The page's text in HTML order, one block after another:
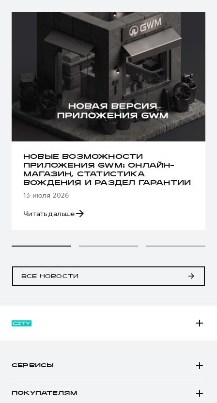
НОВЫЕ ВОЗМОЖНОСТИ
ПРИЛОЖЕНИЯ GWM: ОНЛАЙН-
МАГАЗИН, СТАТИСТИКА
ВОЖДЕНИЯ И РАЗДЕЛ ГАРАНТИИ
13 июля 2026
Читать дальше
ВСЕ НОВОСТИ
СЕРВИСЫ
ПОКУПАТЕЛЯМ